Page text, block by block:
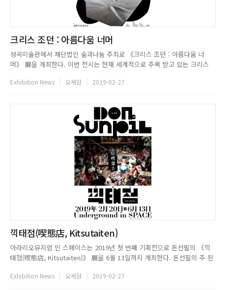
크리스 조던 : 아름다움 너머
성곡미술관에서 재단법인 숲과나눔 주최로 《크리스 조던 : 아름다움 너
머》 展을 개최한다. 이번 전시는 현재 세계적으로 주목 받고 있는 크리스
다. 작가는 사진과 개념미술, 영화와 비디오아트 등 장르를 넘나들며 현대세
Exhibition News 오세원 2019-02-27
끽태점(喫態店, Kitsutaiten)
아라리오뮤지엄 인 스페이스는 2019년 첫 번째 기획전으로 돈선필의 《끽
태점(喫態店, Kitsutaiten)》 展을 6월 13일까지 개최한다. 돈선필의 주 된
형물로 축소 재현한 피규어다. 작가는 피규어와 이를 둘러싼 산 업 환경에 대
Exhibition News 오세원 2019-02-27